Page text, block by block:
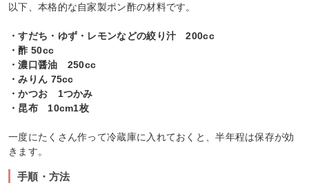
以下、本格的な自家製ポン酢の材料です。
・すだち・ゆず・レモンなどの絞り汁 200cc
・酢 50cc
・濃口醤油 250cc
・みりん 75cc
・かつお 1つかみ
・昆布 10cm1枚
一度にたくさん作って冷蔵庫に入れておくと、半年程は保存が効
きます。
手順・方法